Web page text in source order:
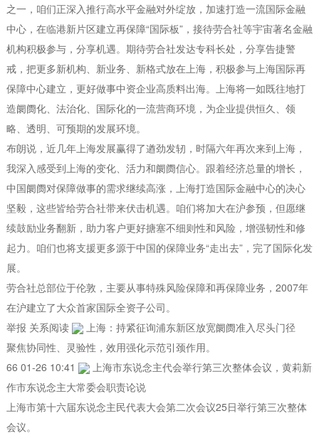
之一，咱们正深入推行高水平金融对外绽放，加速打造一流国际金融
中心，在临港新片区建立再保障“国际板”，接待劳合社等宇宙著名金融
机构积极参与，分享机遇。期待劳合社发达专科长处，分享告捷警
戒，把更多新机构、新业务、新格式放在上海，积极参与上海国际再
保障中心建立，更好做事中资企业高质料出海。上海将一如既往地打
造阛阓化、法治化、国际化的一流营商环境，为企业提供恒久、领
略、透明、可预期的发展环境。
布朗说，近几年上海发展赢得了遒劲发轫，时隔六年再次来到上海，
我深入感受到上海的变化、活力和阛阓信心。跟着经济总量的增长，
中国阛阓对保障做事的需求继续高涨，上海打造国际金融中心的决心
坚毅，这些皆给劳合社带来伏击机遇。咱们将加大在沪参预，但愿继
续鼓励业务翻新，助力客户更好搪塞不细则性和风险，增强韧性和修
起力。咱们也将支援更多源于中国的保障业务“走出去”，完了国际化发
展。
劳合社总部位于伦敦，主要从事特殊风险保障和再保障业务，2007年
在沪建立了大众首家国际全资子公司。
举报 关系阅读
上海：持紧征询浦东新区放宽阛阓准入尽头门径
聚焦协同性、灵验性，效用强化示范引颈作用。
66 01-26 10:41
上海市东说念主代会举行第三次整体会议，黄莉新
作市东说念主大常委会职责论说
上海市第十六届东说念主民代表大会第二次会议25日举行第三次整体
会议。